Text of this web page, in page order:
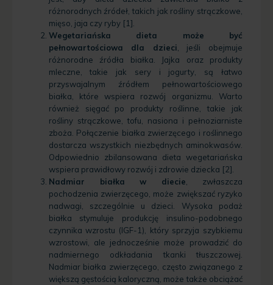
różnorodnych źródeł, takich jak rośliny strączkowe,
mięso, jaja czy ryby [1].
Wegetariańska dieta może być
pełnowartościowa dla dzieci , jeśli obejmuje
różnorodne źródła białka. Jajka oraz produkty
mleczne, takie jak sery i jogurty, są łatwo
przyswajalnym źródłem pełnowartościowego
białka, które wspiera rozwój organizmu. Warto
również sięgać po produkty roślinne, takie jak
rośliny strączkowe, tofu, nasiona i pełnoziarniste
zboża. Połączenie białka zwierzęcego i roślinnego
dostarcza wszystkich niezbędnych aminokwasów.
Odpowiednio zbilansowana dieta wegetariańska
wspiera prawidłowy rozwój i zdrowie dziecka [2].
Nadmiar białka w diecie , zwłaszcza
pochodzenia zwierzęcego, może zwiększać ryzyko
nadwagi, szczególnie u dzieci. Wysoka podaż
białka stymuluje produkcję insulino-podobnego
czynnika wzrostu (IGF-1), który sprzyja szybkiemu
wzrostowi, ale jednocześnie może prowadzić do
nadmiernego odkładania tkanki tłuszczowej.
Nadmiar białka zwierzęcego, często związanego z
większą gęstością kaloryczną, może także obciążać